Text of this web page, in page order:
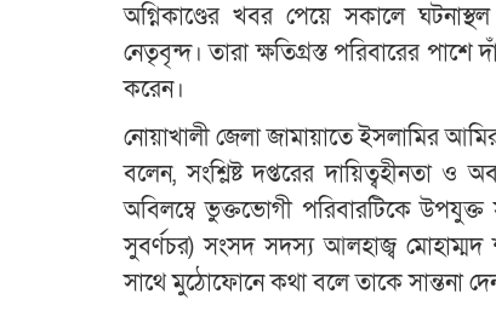
অগ্নিকাণ্ডের খবর পেয়ে সকালে
নেতৃবৃন্দ। তারা ক্ষতিগ্রস্ত পরিবারের পাশে
করেন।
নোয়াখালী জেলা জামায়াতে ইসলামির
বলেন, সংশ্লিষ্ট দপ্তরের দায়িত্বহীনতা
অবিলম্বে ভুক্তভোগী পরিবারটিকে উপযুক্ত
সুবর্ণচর) সংসদ সদস্য আলহাজ্ব মোহাম্মদ
সাথে মুঠোফোনে কথা বলে তাকে সান্তনা